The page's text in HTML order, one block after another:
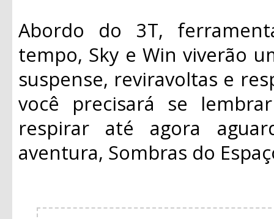
Abordo do 3T,
tempo, Sky e Win viverão
suspense, reviravoltas e
você precisará se
respirar até agora
aventura, Sombras do